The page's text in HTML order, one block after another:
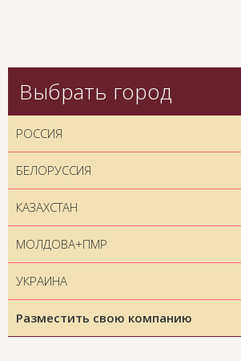
Выбрать город
РОССИЯ
БЕЛОРУССИЯ
КАЗАХСТАН
МОЛДОВА+ПМР
УКРАИНА
Разместить свою компанию